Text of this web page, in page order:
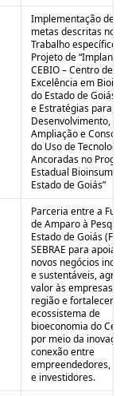
Implementação de
metas descritas no
Trabalho específico
Projeto de
CEBIO – Centro de
Excelência em
do Estado de Goiás
e Estratégias para o
Desenvolvimento,
Ampliação e
do Uso de
Ancoradas no
Estadual
Estado de Goiás”
Parceria entre a
de Amparo à
Estado de Goiás
SEBRAE para
novos negócios
e sustentáveis,
valor às empresas
região e fortalecer
ecossistema de
bioeconomia do
por meio da
conexão entre
empreendedores,
e investidores.